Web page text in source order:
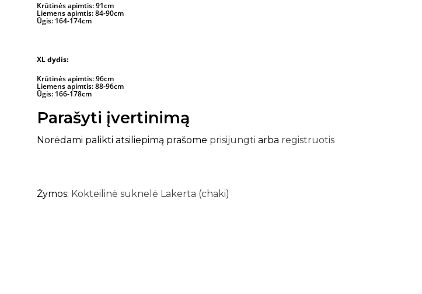
Krūtinės apimtis: 91cm
Liemens apimtis: 84-90cm
Ūgis: 164-174cm
XL dydis:
Krūtinės apimtis: 96cm
Liemens apimtis: 88-96cm
Ūgis: 166-178cm
Parašyti įvertinimą
Norėdami palikti atsiliepimą prašome prisijungti arba registruotis
Žymos: Kokteilinė suknelė Lakerta (chaki)